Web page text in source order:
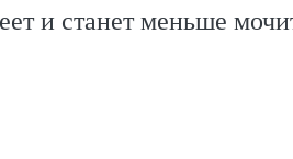
и станет меньше